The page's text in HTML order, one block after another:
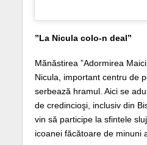
”La Nicula colo-n deal”
Mănăstirea ”Adormirea
Nicula, important centru de
serbează hramul. Aici se
de credincioşi, inclusiv din
vin să participe la sfintele
icoanei făcătoare de minuni